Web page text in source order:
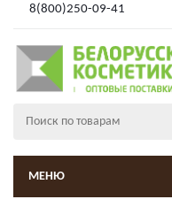
8(800)250-09-41
МЕНЮ